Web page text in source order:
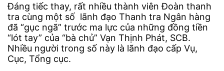
Đáng tiếc thay, rất nhiều thành viên Đoàn thanh
tra cùng một số lãnh đạo Thanh tra Ngân hàng
đã “gục ngã” trước ma lực của những đồng tiền
“lót tay” của “bà chủ” Vạn Thịnh Phát, SCB.
Nhiều người trong số này là lãnh đạo cấp Vụ,
Cục, Tổng cục.